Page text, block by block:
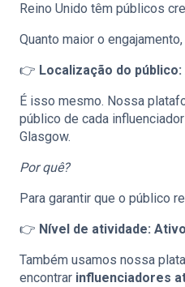
Reino Unido têm públicos
Quanto maior o engajamento,
👉 Localização do público:
É isso mesmo. Nossa
público de cada
Glasgow.
Por quê?
Para garantir que o público
👉 Nível de atividade: Ativo
Também usamos nossa
encontrar influenciadores